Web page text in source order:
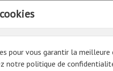
pour vous garantir la
notre politique de